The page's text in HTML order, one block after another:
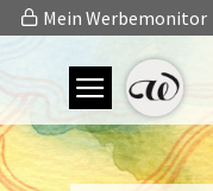
Mein Werbemonitor